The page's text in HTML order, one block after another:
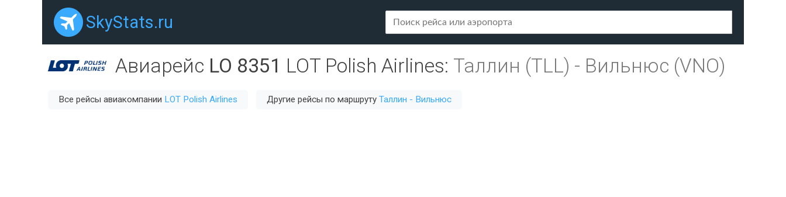
SkyStats.ru
Авиарейс LO 8351 LOT Polish Airlines: Таллин (TLL) - Вильнюс (VNO)
Все рейсы авиакомпании LOT Polish Airlines Другие рейсы по маршруту Таллин - Вильнюс